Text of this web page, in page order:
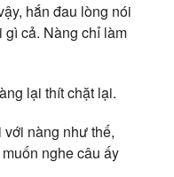
hắn đau lòng nói
gì cả. Nàng chỉ làm
lại thít chặt lại.
nàng như thế,
nghe câu ấy